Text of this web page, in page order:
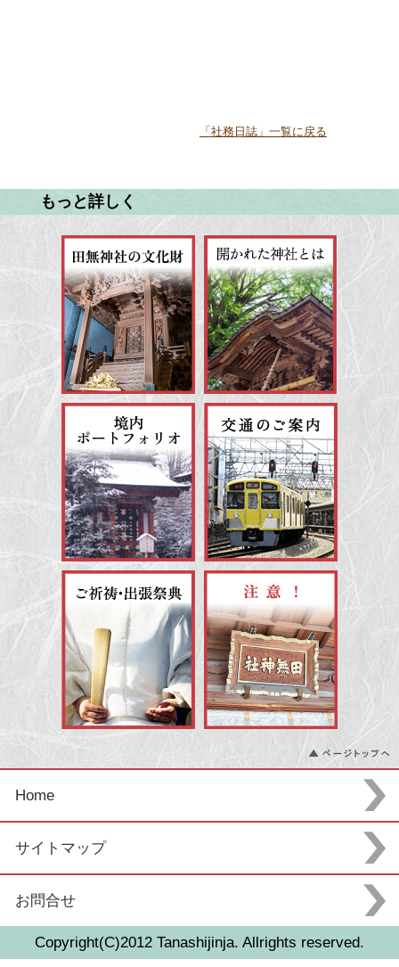
「社務日誌」一覧に戻る
もっと詳しく
Home
サイトマップ
お問合せ
Copyright(C)2012 Tanashijinja. Allrights reserved.